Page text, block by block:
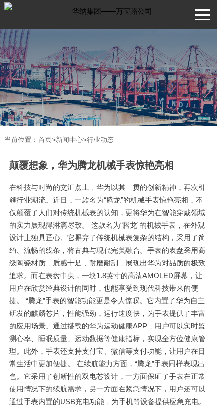
当前位置： 首页>新闻中心>行业动态
颠覆想象，华为腾龙机械手表惊艳亮相
在科技与时尚的交汇点上，华为以其一贯的创新精神，再次引
领行业潮流。近日，一款名为“腾龙”的机械手表惊艳亮相，不
仅颠覆了人们对传统机械表的认知，更将华为在智能穿戴领域
的实力展现得淋漓尽致。 这款名为“腾龙”的机械手表，在外观
设计上独具匠心。它摒弃了传统机械表复杂的结构，采用了简
约、流畅的线条，将古典与现代完美融合。手表的表盘采用高
级陶瓷材质，质感十足，耐磨耐刮，展现出华为对品质的极致
追求。而在表盘中央，一块1.8英寸的高清AMOLED屏幕，让
用户在欣赏经典设计的同时，也能享受到现代科技带来的便
捷。 “腾龙”手表的智能功能更是令人惊叹。它内置了华为自主
研发的麒麟芯片，性能强劲，运行速度快，为手表提供了丰富
的应用场景。通过搭载的华为运动健康APP，用户可以实时监
测心率、睡眠质量、运动数据等健康指标，实现全方位健康管
理。此外，手表还支持支付宝、微信等支付功能，让用户在日
常生活中更加便捷。 在续航能力方面，“腾龙”手表同样表现出
色。它采用了创新性的双电芯设计，一方面保证了手表在正常
使用情况下的续航需求，另一方面在紧急情况下，用户还可以
通过手表内置的USB充电功能，为手机等设备提供应急充电。